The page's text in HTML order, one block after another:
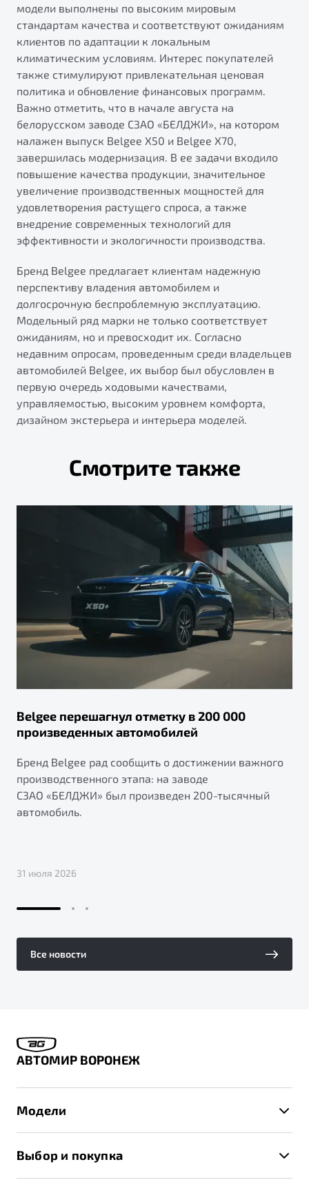
модели выполнены по высоким мировым
стандартам качества и соответствуют ожиданиям
клиентов по адаптации к локальным
климатическим условиям. Интерес покупателей
также стимулируют привлекательная ценовая
политика и обновление финансовых программ.
Важно отметить, что в начале августа на
белорусском заводе СЗАО «БЕЛДЖИ», на котором
налажен выпуск Belgee X50 и Belgee X70,
завершилась модернизация. В ее задачи входило
повышение качества продукции, значительное
увеличение производственных мощностей для
удовлетворения растущего спроса, а также
внедрение современных технологий для
эффективности и экологичности производства.
Бренд Belgee предлагает клиентам надежную
перспективу владения автомобилем и
долгосрочную беспроблемную эксплуатацию.
Модельный ряд марки не только соответствует
ожиданиям, но и превосходит их. Согласно
недавним опросам, проведенным среди владельцев
автомобилей Belgee, их выбор был обусловлен в
первую очередь ходовыми качествами,
управляемостью, высоким уровнем комфорта,
дизайном экстерьера и интерьера моделей.
Смотрите также
Belgee перешагнул отметку в 200 000
произведенных автомобилей
Бренд Belgee рад сообщить о достижении важного
производственного этапа: на заводе
СЗАО «БЕЛДЖИ» был произведен 200-тысячный
автомобиль.
31 июля 2026
Все новости
АВТОМИР ВОРОНЕЖ
Модели
Выбор и покупка